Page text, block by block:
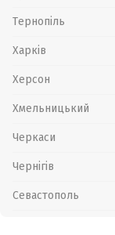
Тернопіль
Харків
Херсон
Хмельницький
Черкаси
Чернігів
Севастополь